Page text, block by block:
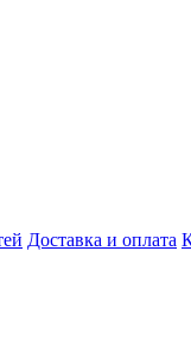
Доставка и оплата